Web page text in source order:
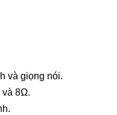
và giọng nói.
8Ω.